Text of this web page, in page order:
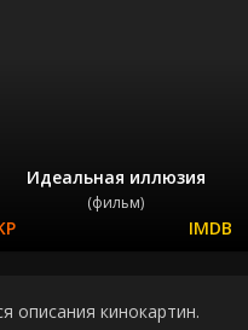
Идеальная иллюзия
(фильм)
описания кинокартин.